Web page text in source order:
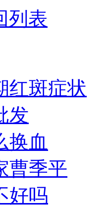
列表
红斑症状
发
换血
曹季平
好吗